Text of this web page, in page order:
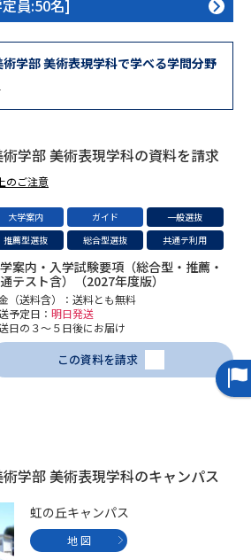
校
大学入学共通テスト「受験案
内」の請求
上の
高等学校卒業程度認定試験
小学校教員資格認定試験
認定
研究 大学検索
徴を調べる
国際・グローバルに強い大学特
集
ジ
新学年スタート号特集ページ
（高2生用）
員:50名]
学部 美術表現学科で学べる学問分野
学部 美術表現学科の資料を請求
のご注意
大学案内 ガイド
一般選抜
推薦型選抜
総合型選抜 共通テ利用
案内・入学試験要項（総合型・推薦・
テスト含）（2027年度版）
（送料含）：送料とも無料
予定日： 明日発送
日の３～５日後にお届け
この資料を請求
学部 美術表現学科のキャンパス
虹の丘キャンパス
地 図